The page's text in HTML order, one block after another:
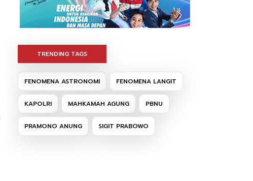
TRENDING TAGS
FENOMENA ASTRONOMI FENOMENA LANGIT
KAPOLRI MAHKAMAH AGUNG PBNU
PRAMONO ANUNG SIGIT PRABOWO